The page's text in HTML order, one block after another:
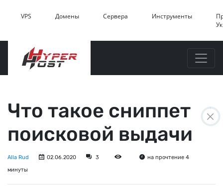
VPS Домены Сервера Инструменты
Что такое сниппет
поисковой выдачи
Alla Rud 02.06.2020 3
на прочтение 4
минуты